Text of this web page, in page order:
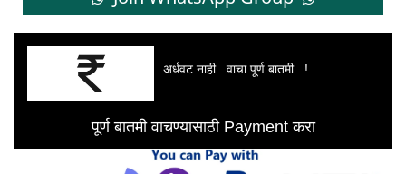
अर्धवट नाही.. वाचा पूर्ण बातमी...!
पूर्ण बातमी वाचण्यासाठी Payment करा